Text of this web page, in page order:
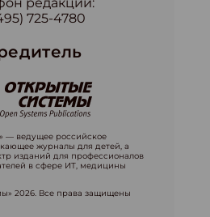
725-4780
— ведущее российское
журналы для детей, а
изданий для профессионалов
в сфере ИТ, медицины
2026. Все права защищены